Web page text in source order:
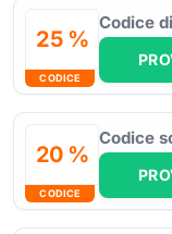
25 %
CODICE
Codice
20 %
CODICE
Codice